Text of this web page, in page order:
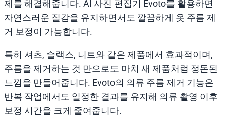
제를 해결해줍니다. AI 사진 편집기 Evoto를 활용하면
자연스러운 질감을 유지하면서도 깔끔하게 옷 주름 제
거 보정이 가능합니다.
특히 셔츠, 슬랙스, 니트와 같은 제품에서 효과적이며,
주름을 제거하는 것 만으로도 마치 새 제품처럼 정돈된
느낌을 만들어줍니다. Evoto의 의류 주름 제거 기능은
반복 작업에서도 일정한 결과를 유지해 의류 촬영 이후
보정 시간을 크게 줄여줍니다.